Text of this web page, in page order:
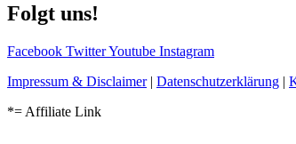
Folgt uns!
Facebook TwitterYoutube Instagram
Impressum & Disclaimer| Datenschutzerklärung |
*= Affiliate Link